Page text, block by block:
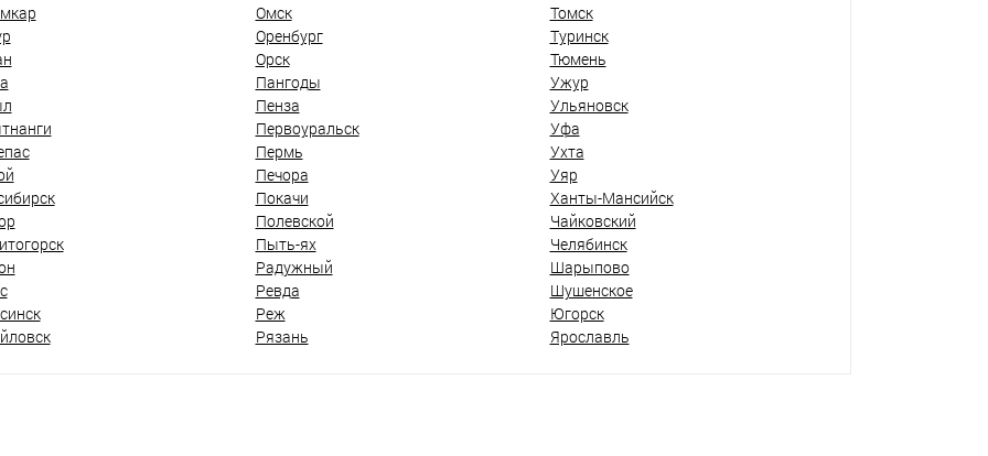
Омск
Оренбург
Орск
Пангоды
Пенза
Первоуральск
Пермь
Печора
Покачи
Полевской
Пыть-ях
Радужный
Ревда
Реж
Рязань
Томск
Туринск
Тюмень
Ужур
Ульяновск
Уфа
Ухта
Уяр
Ханты-Мансийск
Чайковский
Челябинск
Шарыпово
Шушенское
Югорск
Ярославль